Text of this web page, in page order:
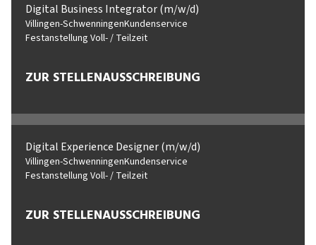
Digital Business Integrator (m/w/d)
Villingen-SchwenningenKundenservice
Festanstellung Voll- / Teilzeit
ZUR STELLENAUSSCHREIBUNG
Digital Experience Designer (m/w/d)
Villingen-SchwenningenKundenservice
Festanstellung Voll- / Teilzeit
ZUR STELLENAUSSCHREIBUNG